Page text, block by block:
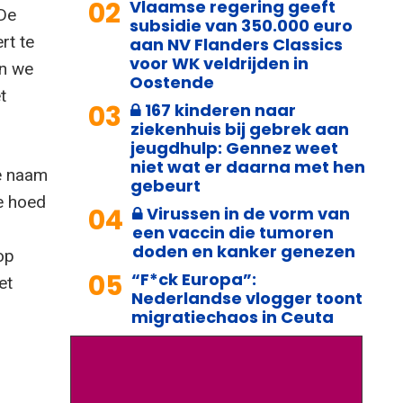
te
we
naam
hoed
02 Vlaamse regering geeft
subsidie van 350.000 euro
aan NV Flanders Classics
voor WK veldrijden in
Oostende
03
167 kinderen naar
ziekenhuis bij gebrek aan
jeugdhulp: Gennez weet
niet wat er daarna met hen
gebeurt
04
Virussen in de vorm van
een vaccin die tumoren
doden en kanker genezen
05 “F*ck Europa”:
Nederlandse vlogger toont
migratiechaos in Ceuta